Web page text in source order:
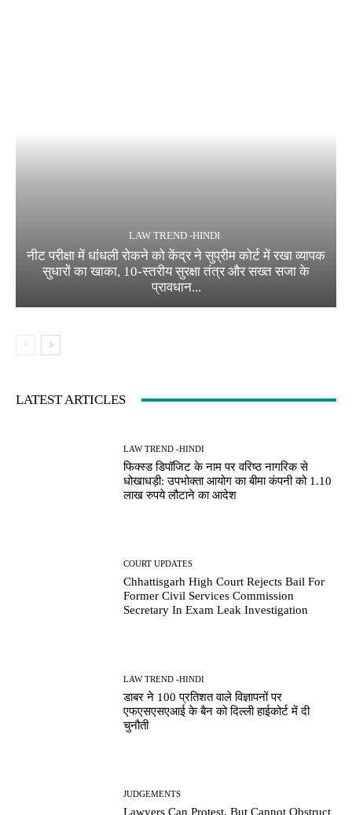
LAW TREND -HINDI
नीट परीक्षा में धांधली रोकने को केंद्र ने सुप्रीम कोर्ट में रखा व्यापक
सुधारों का खाका, 10-स्तरीय सुरक्षा तंत्र और सख्त सजा के
प्रावधान...
LATEST ARTICLES
LAW TREND -HINDI
फिक्स्ड डिपॉजिट के नाम पर वरिष्ठ नागरिक से
धोखाधड़ी: उपभोक्ता आयोग का बीमा कंपनी को 1.10
लाख रुपये लौटाने का आदेश
COURT UPDATES
Chhattisgarh High Court Rejects Bail For
Former Civil Services Commission
Secretary In Exam Leak Investigation
LAW TREND -HINDI
डाबर ने 100 प्रतिशत वाले विज्ञापनों पर
एफएसएसएआई के बैन को दिल्ली हाईकोर्ट में दी
चुनौती
JUDGEMENTS
Lawyers Can Protest, But Cannot Obstruct